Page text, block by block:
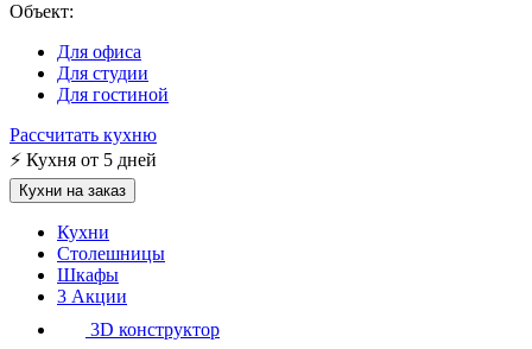
Объект:
Для офиса
Для студии
Для гостиной
Рассчитать кухню
⚡ Кухня от 5 дней
Кухни на заказ
Кухни
Столешницы
Шкафы
3 Акции
3D конструктор